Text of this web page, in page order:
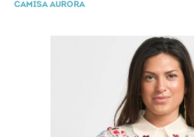
CAMISA AURORA